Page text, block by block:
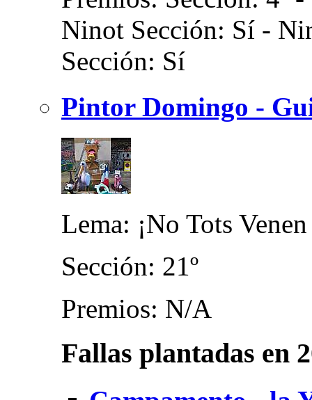
Ninot Sección: Sí -
Sección: Sí
Pintor Domingo -
Lema: ¡No Tots
Sección: 21º
Premios: N/A
Fallas plantadas en